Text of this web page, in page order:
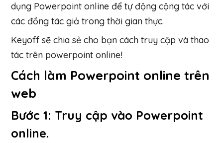
dụng Powerpoint online để tự động cộng tác với
các đồng tác giả trong thời gian thực.
Keyoff sẽ chia sẻ cho bạn cách truy cập và thao
tác trên powerpoint online!
Cách làm Powerpoint online trên
web
Bước 1: Truy cập vào Powerpoint
online.